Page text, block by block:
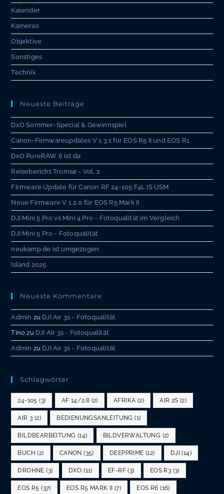
Kalender
Kameras
Objektive
Sonstiges
Technik
Neueste Beiträge
DxO Sommer-Special & Gewinnspiel
Canon-Firmwareupdates V 1.3.1 für EOS R5 II und EOS R1
DxO PureRAW 6 ist da
Reisebericht Tromsø - Vol. 2
Firmware Update für Canon RF 24-105 F4L IS USM
Neue Firmware V 1.2.0 für EOS R5 Mark II
DJI Mini 5 Pro vs Mini 4 Pro - Fotoqualität im Vergleich
DJI Mini 5 Pro - Fotoqualität
neukamp.de ist umgezogen
Island 2025
Neueste Kommentare
Admin zu DJI Air 3s - Fotoqualität
Tino zu DJI Air 3s - Fotoqualität
Admin zu DJI Air 3s - Fotoqualität
Schlagwörter
24-105 (3) AF 14/2.8 (2) AFRIKA (2) AIR 2S (2)
AIR 3 (2) BEDIENUNGSANLEITUNG (1)
BILDBEARBEITUNG (14) BILDVERWALTUNG (2)
BUCH (2) CANON (35) DEEPPRIME (12) DJI (14)
DROHNE (3) DXO (11) EF-RF (3) EOS R3 (3)
EOS R5 (37) EOS R5 MARK II (7) EOS R6 (16)